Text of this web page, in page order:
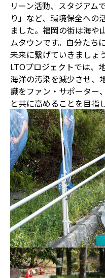
リーン活動、スタジアム
り」など、環境保全への
ました。福岡の街は海や
ムタウンです。自分たち
未来に繋げていきましょう
LTOプロジェクトでは、
海洋の汚染を減少させ、
識をファン・サポーター
と共に高めることを目指